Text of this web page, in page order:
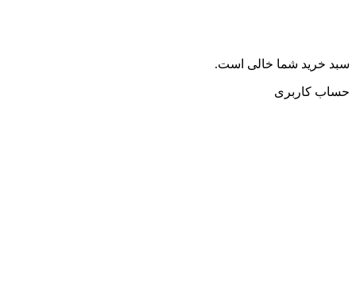
سبد خرید شما خالی است.
حساب کاربری